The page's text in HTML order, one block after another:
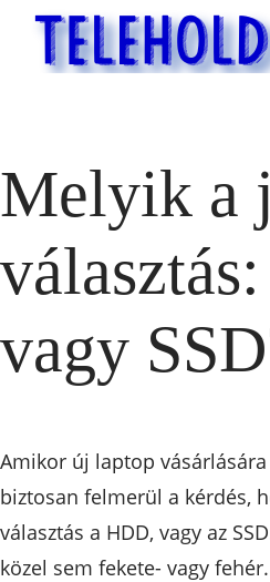
Melyik a
vagy
Amikor új laptop
biztosan felmerül a kérdés,
választás a HDD, vagy az
közel sem fekete- vagy